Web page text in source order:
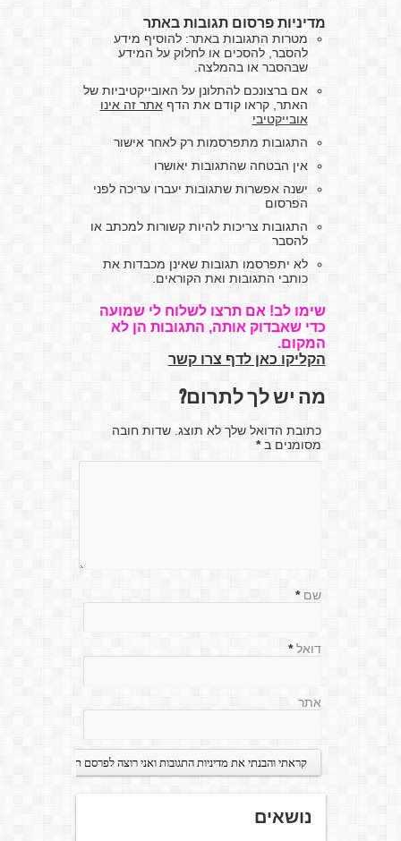
מדיניות פרסום תגובות באתר
מטרות התגובות באתר: להוסיף מידע
להסבר, להסכים או לחלוק על המידע
שבהסבר או בהמלצה.
אם ברצונכם להתלונן על האובייקטיביות של
האתר, קראו קודם את הדף אתר זה אינו
אובייקטיבי
התגובות מתפרסמות רק לאחר אישור
אין הבטחה שהתגובות יאושרו
ישנה אפשרות שתגובות יעברו עריכה לפני
הפרסום
התגובות צריכות להיות קשורות למכתב או
להסבר
לא יתפרסמו תגובות שאינן מכבדות את
כותבי התגובות ואת הקוראים.
שימו לב! אם תרצו לשלוח לי שמועה
כדי שאבדוק אותה, התגובות הן לא
המקום.
הקליקו כאן לדף צרו קשר
מה יש לך לתרום?
כתובת הדואל שלך לא תוצג. שדות חובה
מסומנים ב*
שם *
דואל *
אתר
נושאים